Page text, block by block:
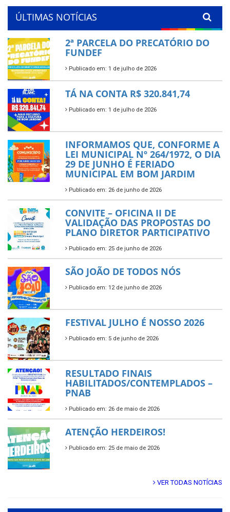
ÚLTIMAS NOTÍCIAS
2ª PARCELA DO PRECATÓRIO DO
FUNDEF
Publicado em: 1 de julho de 2026
TÁ NA CONTA R$ 320.841,74
Publicado em: 1 de julho de 2026
INFORMAMOS QUE, CONFORME A
LEI MUNICIPAL Nº 264/1972, O DIA
29 DE JUNHO É FERIADO
MUNICIPAL EM BOM JARDIM
Publicado em: 26 de junho de 2026
CONVITE – OFICINA II DE
VALIDAÇÃO DAS PROPOSTAS DO
PLANO DIRETOR PARTICIPATIVO
Publicado em: 25 de junho de 2026
SÃO JOÃO DE TODOS NÓS
Publicado em: 12 de junho de 2026
FESTIVAL JULHO É NOSSO 2026
Publicado em: 5 de junho de 2026
RESULTADO FINAIS
HABILITADOS/CONTEMPLADOS –
PNAB
Publicado em: 26 de maio de 2026
ATENÇÃO HERDEIROS!
Publicado em: 25 de maio de 2026
VER TODAS NOTÍCIAS